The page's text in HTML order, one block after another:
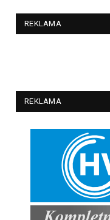
REKLAMA
REKLAMA